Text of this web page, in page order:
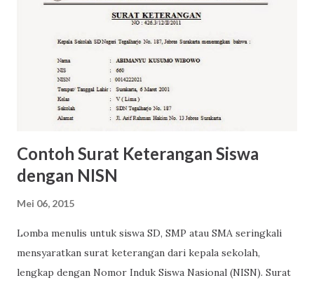
Guru PAUD, Pengelola PAUD. Cerita rakyat dapat
berbentuk; (1) Fable (cerita binatang) (2) Legenda (asal-
usul terjadinya suatu tempat) (3) Sage (unsur sebuah
sejarah) (4) Epos (kepahlawanan) (5) Cerita jenaka. Cerita
disampaikan dalam bahasa Indonesia yang baik dan benar.
Panjang naskah berad...
Contoh Surat Keterangan Siswa
dengan NISN
Mei 06, 2015
Lomba menulis untuk siswa SD, SMP atau SMA seringkali
mensyaratkan surat keterangan dari kepala sekolah,
lengkap dengan Nomor Induk Siswa Nasional (NISN). Surat